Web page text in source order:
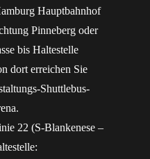
Hauptbahnhof
Pinneberg oder
bis Haltestelle
dort erreichen Sie
Shuttlebus-
22 (S-Blankenese –